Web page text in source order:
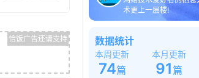
术更上一层楼!
数据统计
本周更新
74篇
本月更新
91篇